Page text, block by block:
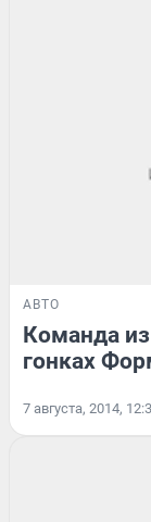
АВТО
Команда
гонках
7 августа, 2014,